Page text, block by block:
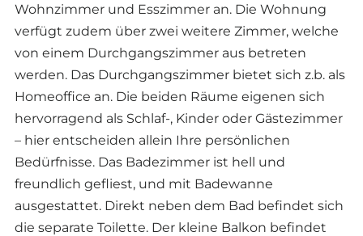
Wohnzimmer und Esszimmer an. Die Wohnung
verfügt zudem über zwei weitere Zimmer, welche
von einem Durchgangszimmer aus betreten
werden. Das Durchgangszimmer bietet sich z.b. als
Homeoffice an. Die beiden Räume eigenen sich
hervorragend als Schlaf-, Kinder oder Gästezimmer
– hier entscheiden allein Ihre persönlichen
Bedürfnisse. Das Badezimmer ist hell und
freundlich gefliest, und mit Badewanne
ausgestattet. Direkt neben dem Bad befindet sich
die separate Toilette. Der kleine Balkon befindet